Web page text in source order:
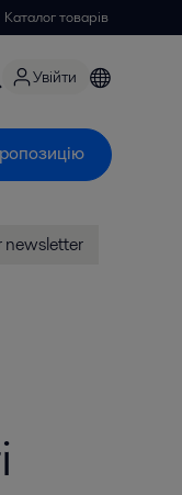
Каталог товарів
Увійти
newsletter